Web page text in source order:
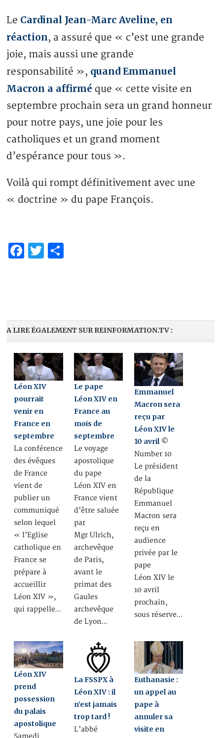
Le Cardinal Jean-Marc Aveline, en
réaction, a assuré que « c’est une grande
joie, mais aussi une grande
responsabilité », quand Emmanuel
Macron a affirmé que « cette visite en
septembre prochain sera un grand honneur
pour notre pays, une joie pour les
catholiques et un grand moment
d’espérance pour tous ».
Voilà qui rompt définitivement avec une
« doctrine » du pape François.
Facebook
Twitter
A LIRE ÉGALEMENT SUR REINFORMATION.TV :
Léon XIV
pourrait
venir en
France en
septembre
La conférence
des évêques
de France
vient de
publier un
communiqué
selon lequel
« l’Eglise
catholique en
France se
prépare à
accueillir
Léon XIV »,
qui rappelle…
Le pape
Léon XIV en
France au
mois de
septembre
Le voyage
apostolique
du pape
Léon XIV en
France vient
d’être saluée
par
Mgr Ulrich,
archevêque
de Paris,
avant le
primat des
Gaules
archevêque
de Lyon…
Emmanuel
Macron sera
reçu par
Léon XIV le
10 avril©
Number 10
Le président
de la
République
Emmanuel
Macron sera
reçu en
audience
privée par le
pape
Léon XIV le
10 avril
prochain,
sous réserve…
Léon XIV
prend
possession
du palais
apostolique
La FSSPX à
Léon XIV : il
n’est jamais
trop tard !
L’abbé
Euthanasie :
un appel au
pape à
annuler sa
visite en